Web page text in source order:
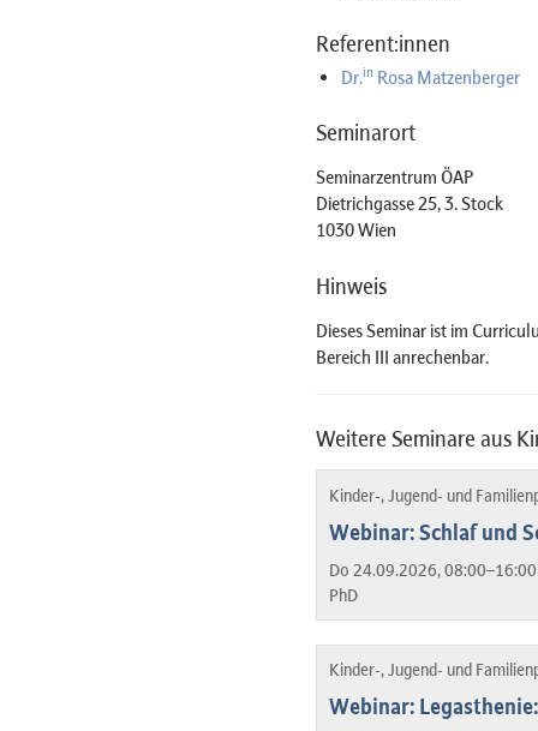
Referent:innen
Dr. in Rosa Matzenberger
Seminarort
Seminarzentrum ÖAP
Dietrichgasse 25, 3. Stock
1030 Wien
Hinweis
Dieses Seminar ist im
Bereich III anrechenbar.
Weitere Seminare aus
Kinder-, Jugend- und
Webinar: Schlaf und
Do 24.09.2026,
PhD
Kinder-, Jugend- und
Webinar: